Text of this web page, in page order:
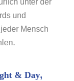
unter der
und
Mensch
& Day,